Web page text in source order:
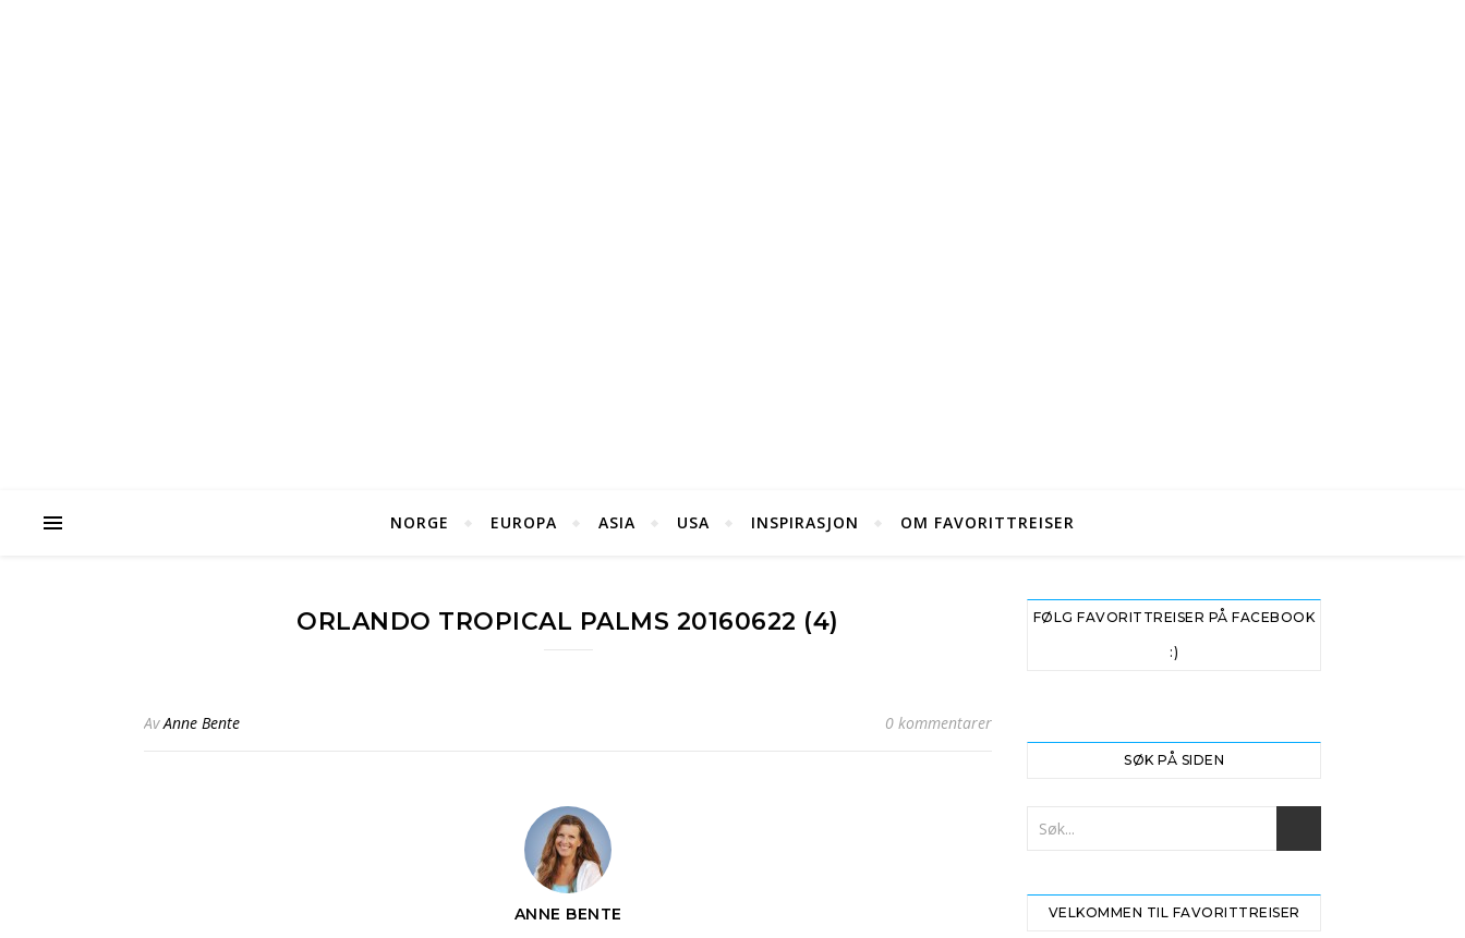
NORGE EUROPA ASIA USA INSPIRASJON OM FAVORITTREISER
ORLANDO TROPICAL PALMS 20160622 (4)
AvAnne Bente 0 kommentarer
ANNE BENTE
FØLG FAVORITTREISER PÅ FACEBOOK
:)
SØK PÅ SIDEN
VELKOMMEN TIL FAVORITTREISER